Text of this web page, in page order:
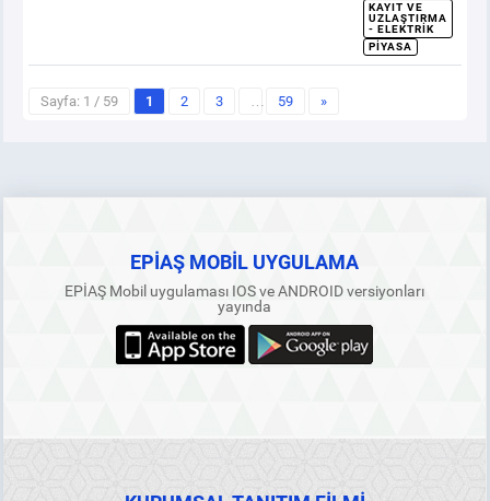
KAYIT VE
UZLAŞTIRMA
- ELEKTRIK
PIYASA
Sayfa: 1 / 59 1 2 3 … 59 »
EPİAŞ MOBİL UYGULAMA
EPİAŞ Mobil uygulaması IOS ve ANDROID versiyonları
yayında